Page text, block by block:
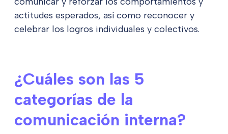
actitudes esperados, así como reconocer y
celebrar los logros individuales y colectivos.
¿Cuáles son las 5
categorías de la
comunicación interna?